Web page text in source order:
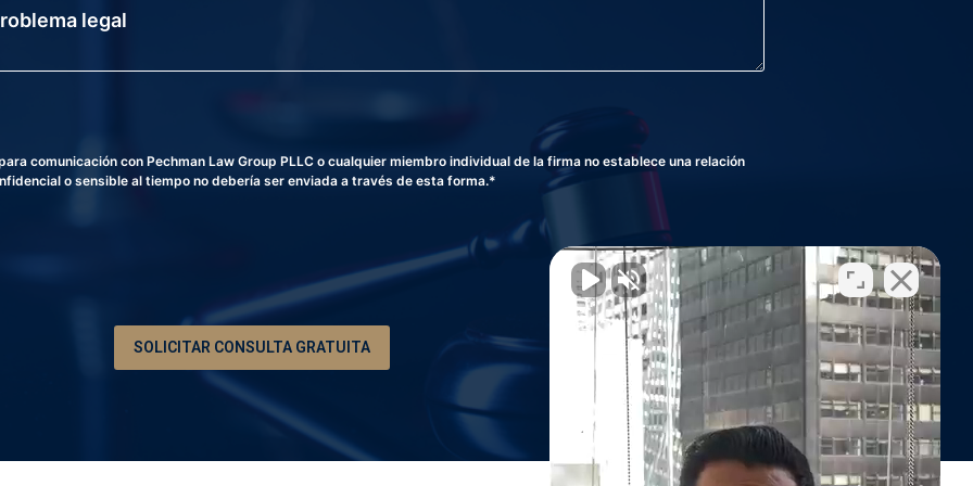
e
o
l
ó
n
e
f
o
*
comunicación con Pechman Law Group PLLC o cualquier miembro individual de la firma no establece una relación
o sensible al tiempo no debería ser enviada a través de esta forma.*
SOLICITAR CONSULTA GRATUITA